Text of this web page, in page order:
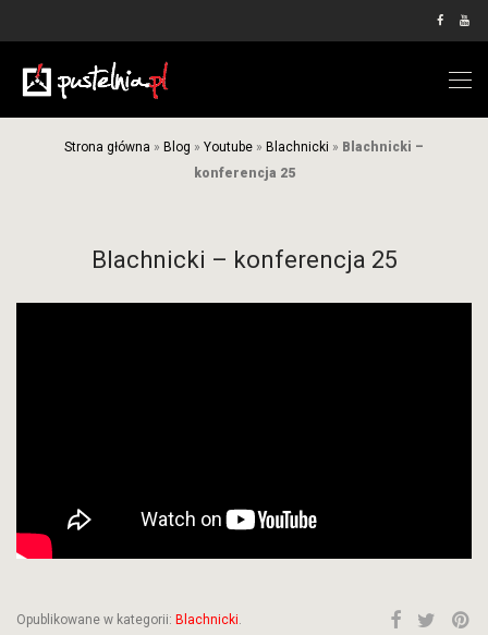
Strona główna » Blog » Youtube » Blachnicki » Blachnicki –
konferencja 25
Blachnicki – konferencja 25
Opublikowane w kategorii: Blachnicki.